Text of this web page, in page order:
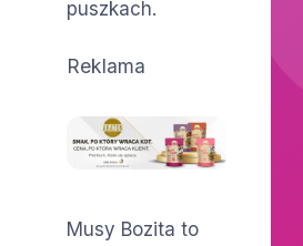
puszkach.
Reklama
Musy Bozita to